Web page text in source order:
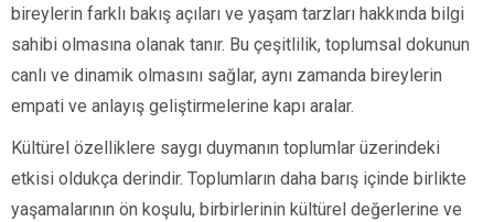
bireylerin farklı bakış açıları ve yaşam tarzları hakkında bilgi
sahibi olmasına olanak tanır. Bu çeşitlilik, toplumsal dokunun
canlı ve dinamik olmasını sağlar, aynı zamanda bireylerin
empati ve anlayış geliştirmelerine kapı aralar.
Kültürel özelliklere saygı duymanın toplumlar üzerindeki
etkisi oldukça derindir. Toplumların daha barış içinde birlikte
yaşamalarının ön koşulu, birbirlerinin kültürel değerlerine ve